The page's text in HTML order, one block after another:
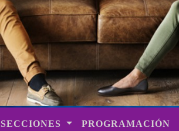
SECCIONES PROGRAMACIÓN